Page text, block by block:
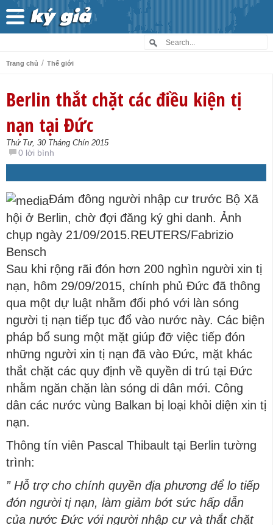
Trang chủ / Thế giới
Berlin thắt chặt các điều kiện tị
nạn tại Đức
Thứ Tư, 30 Tháng Chín 2015
0 lời bình
Đám đông người nhập cư trước Bộ Xã
hội ở Berlin, chờ đợi đăng ký ghi danh. Ảnh
chụp ngày 21/09/2015.REUTERS/Fabrizio
Bensch
Sau khi rộng rãi đón hơn 200 nghìn người xin tị
nạn, hôm 29/09/2015, chính phủ Đức đã thông
qua một dự luật nhằm đối phó với làn sóng
người tị nạn tiếp tục đổ vào nước này. Các biện
pháp bổ sung một mặt giúp đỡ việc tiếp đón
những người xin tị nạn đã vào Đức, mặt khác
thắt chặt các quy định về quyền di trú tại Đức
nhằm ngăn chặn làn sóng di dân mới. Công
dân các nước vùng Balkan bị loại khỏi diện xin tị
nạn.
Thông tín viên Pascal Thibault tại Berlin tường
trình:
” Hỗ trợ cho chính quyền địa phương để lo tiếp
đón người tị nạn, làm giảm bớt sức hấp dẫn
của nước Đức với người nhập cư và thắt chặt